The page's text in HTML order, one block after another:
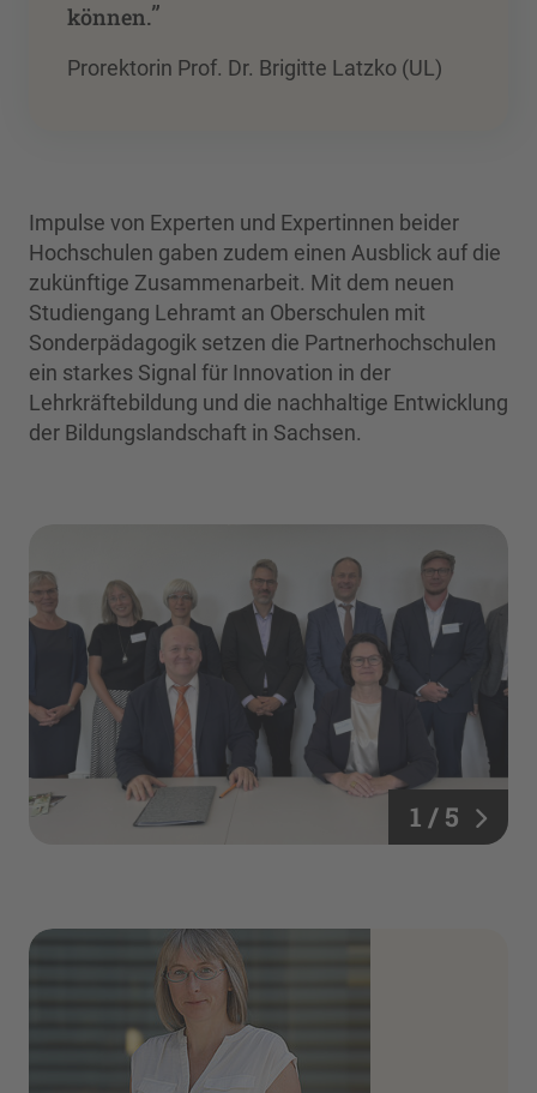
können.”
Prorektorin Prof. Dr. Brigitte Latzko (UL)
Impulse von Experten und Expertinnen beider
Hochschulen gaben zudem einen Ausblick auf die
zukünftige Zusammenarbeit. Mit dem neuen
Studiengang Lehramt an Oberschulen mit
Sonderpädagogik setzen die Partnerhochschulen
ein starkes Signal für Innovation in der
Lehrkräftebildung und die nachhaltige Entwicklung
der Bildungslandschaft in Sachsen.
1 / 5